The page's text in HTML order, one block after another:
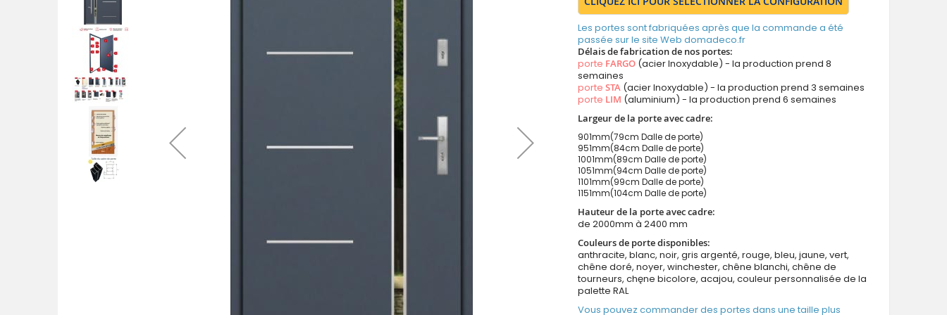
Les portes sont fabriquées après que la commande a été
passée sur le site Web domadeco.fr
Délais de fabrication de nos portes:
porte FARGO (acier Inoxydable) - la production prend 8
semaines
porteSTA (acier Inoxydable) - la production prend 3 semaines
porte LIM (aluminium) - la production prend 6 semaines
Largeur de la porte avec cadre:
901mm(79cm Dalle de porte)
951mm(84cm Dalle de porte)
1001mm(89cm Dalle de porte)
1051mm(94cm Dalle de porte)
1101mm(99cm Dalle de porte)
1151mm(104cm Dalle de porte)
Hauteur de la porte avec cadre:
de 2000mm à 2400 mm
Couleurs de porte disponibles:
anthracite, blanc, noir, gris argenté, rouge, bleu, jaune, vert,
chêne doré, noyer, winchester, chêne blanchi, chêne de
tourneurs, chęne bicolore, acajou, couleur personnalisée de la
palette RAL
Vous pouvez commander des portes dans une taille plus